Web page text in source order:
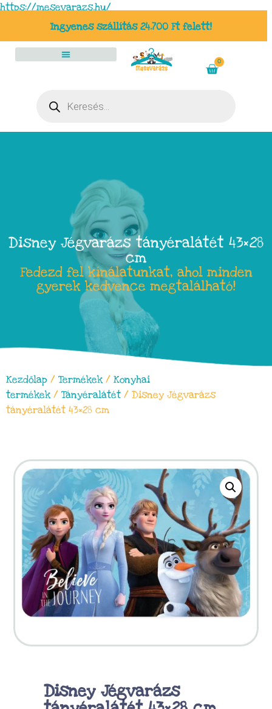
https://mesevarazs.hu/
Ingyenes szállítás 24.700 Ft felett!
0
Disney Jégvarázs tányéralátét 43×28
cm
Fedezd fel kínálatunkat, ahol minden
gyerek kedvence megtalálható!
Kezdőlap / Termékek / Konyhai
termékek / Tányéralátét / Disney Jégvarázs
tányéralátét 43×28 cm
Disney Jégvarázs